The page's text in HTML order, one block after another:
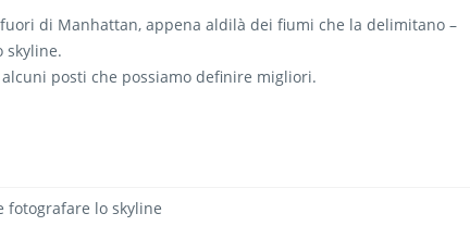
di Manhattan, appena aldilà dei fiumi che la delimitano –
skyline.
posti che possiamo definire migliori.
fotografare lo skyline